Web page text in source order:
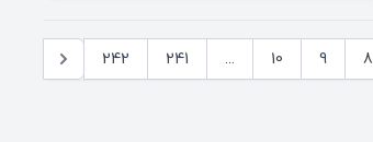
8
9
10
...
241
242